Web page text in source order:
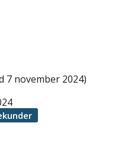
7 november 2024)